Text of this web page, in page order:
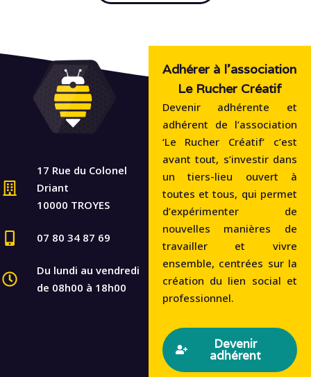
17 Rue du Colonel
Driant
10000 TROYES
07 80 34 87 69
Du lundi au vendredi
de 08h00 à 18h00
Adhérer à l'association
Le Rucher Créatif
Devenir adhérente et
adhérent de l’association
‘Le Rucher Créatif‘ c’est
avant tout, s’investir dans
un tiers-lieu ouvert à
toutes et tous, qui permet
d’expérimenter de
nouvelles manières de
travailler et vivre
ensemble, centrées sur la
création du lien social et
professionnel.
Devenir
adhérent